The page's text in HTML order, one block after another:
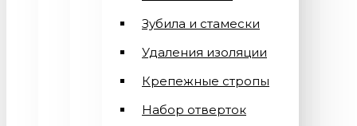
Зубила и стамески
Удаления изоляции
Крепежные стропы
Набор отверток